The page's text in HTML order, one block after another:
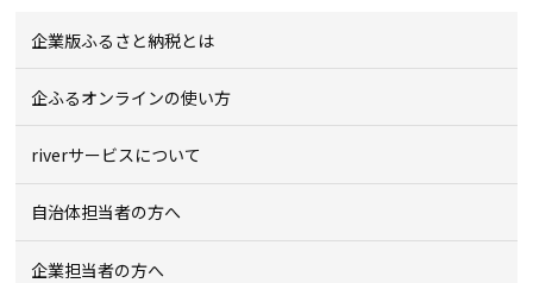
企業版ふるさと納税とは
企ふるオンラインの使い方
riverサービスについて
自治体担当者の方へ
企業担当者の方へ